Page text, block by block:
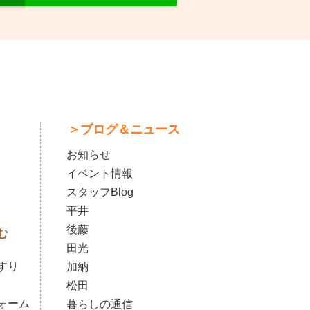
り
ーム
＞ブログ＆ニュース
お知らせ
イベント情報
スタッフBlog
平井
後藤
田光
加納
松田
暮らしの通信